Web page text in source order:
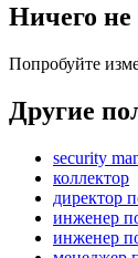
Ничего
Попробуйте
Другие
security
коллектор
директор
инженер
инженер